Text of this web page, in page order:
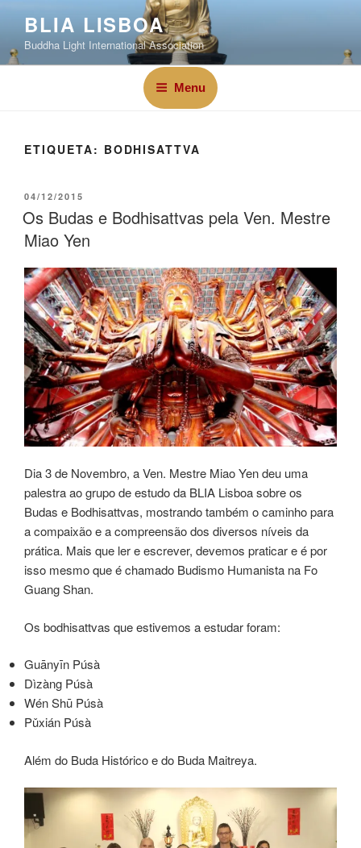
BLIA LISBOA
Buddha Light International Association
Menu
ETIQUETA: BODHISATTVA
04/12/2015
Os Budas e Bodhisattvas pela Ven. Mestre
Miao Yen
Dia 3 de Novembro, a Ven. Mestre Miao Yen deu uma
palestra ao grupo de estudo da BLIA Lisboa sobre os
Budas e Bodhisattvas, mostrando também o caminho para
a compaixão e a compreensão dos diversos níveis da
prática. Mais que ler e escrever, devemos praticar e é por
isso mesmo que é chamado Budismo Humanista na Fo
Guang Shan.
Os bodhisattvas que estivemos a estudar foram:
Guānyīn Púsà
Dìzàng Púsà
Wén Shū Púsà
Pǔxián Púsà
Além do Buda Histórico e do Buda Maitreya.